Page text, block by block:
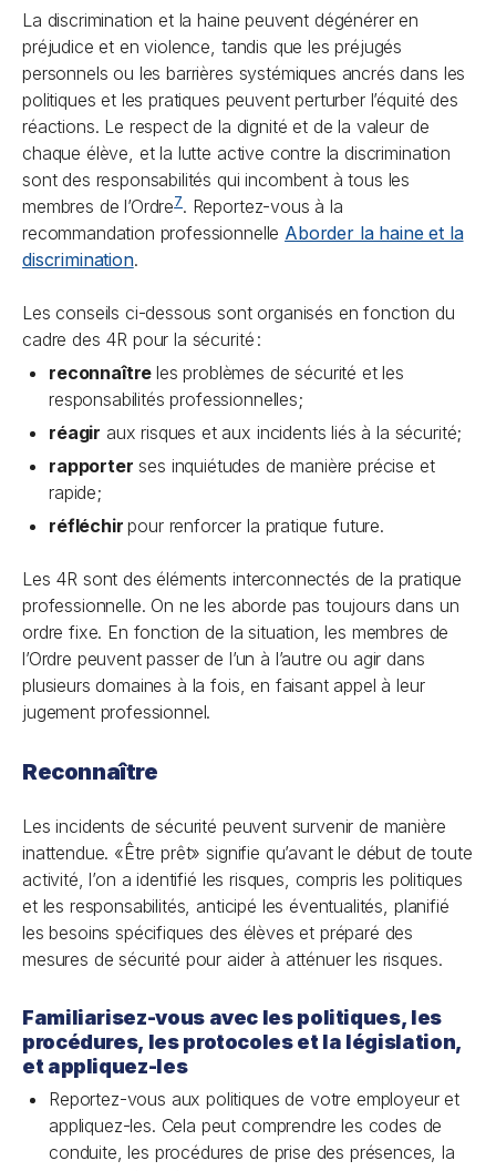
La discrimination et la haine peuvent dégénérer en
préjudice et en violence, tandis que les préjugés
personnels ou les barrières systémiques ancrés dans les
politiques et les pratiques peuvent perturber l’équité des
réactions. Le respect de la dignité et de la valeur de
chaque élève, et la lutte active contre la discrimination
sont des responsabilités qui incombent à tous les
membres de l’Ordre7. Reportez-vous à la
recommandation professionnelle Aborder la haine et la
discrimination.
Les conseils ci-dessous sont organisés en fonction du
cadre des 4R pour la sécurité :
reconnaîtreles problèmes de sécurité et les
responsabilités professionnelles;
réagir aux risques et aux incidents liés à la sécurité;
rapporter ses inquiétudes de manière précise et
rapide;
réfléchirpour renforcer la pratique future.
Les 4R sont des éléments interconnectés de la pratique
professionnelle. On ne les aborde pas toujours dans un
ordre fixe. En fonction de la situation, les membres de
l’Ordre peuvent passer de l’un à l’autre ou agir dans
plusieurs domaines à la fois, en faisant appel à leur
jugement professionnel.
Reconnaître
Les incidents de sécurité peuvent survenir de manière
inattendue. «Être prêt» signifie qu’avant le début de toute
activité, l’on a identifié les risques, compris les politiques
et les responsabilités, anticipé les éventualités, planifié
les besoins spécifiques des élèves et préparé des
mesures de sécurité pour aider à atténuer les risques.
Familiarisez-vous avec les politiques, les
procédures, les protocoles et la législation,
et appliquez-les
Reportez-vous aux politiques de votre employeur et
appliquez-les. Cela peut comprendre les codes de
conduite, les procédures de prise des présences, la